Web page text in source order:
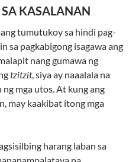
KASALANAN
tumutukoy sa hindi pag-
sa pagkabigong isagawa ang
nang gumawa ng
tzitzit, siya ay naaalala na
ng mga utos. At kung ang
may kaakibat itong mga
harang laban sa